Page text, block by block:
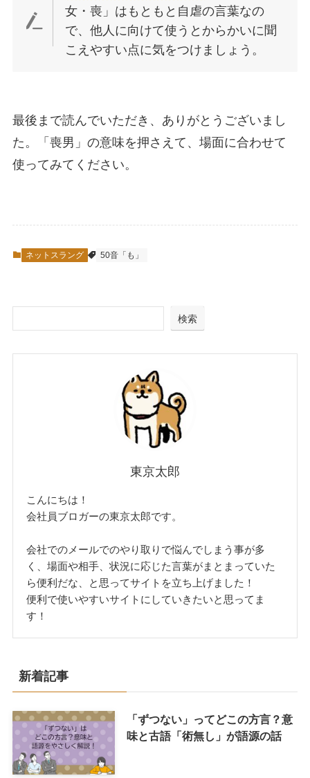
女・喪」はもともと自虐の言葉なの
で、他人に向けて使うとからかいに聞
こえやすい点に気をつけましょう。
最後まで読んでいただき、ありがとうございまし
た。「喪男」の意味を押さえて、場面に合わせて
使ってみてください。
ネットスラング 50音「も」
検索
東京太郎
こんにちは！
会社員ブロガーの東京太郎です。
会社でのメールでのやり取りで悩んでしまう事が多
く、場面や相手、状況に応じた言葉がまとまっていた
ら便利だな、と思ってサイトを立ち上げました！
便利で使いやすいサイトにしていきたいと思ってま
す！
新着記事
「ずつない」ってどこの方言？意
味と古語「術無し」が語源の話